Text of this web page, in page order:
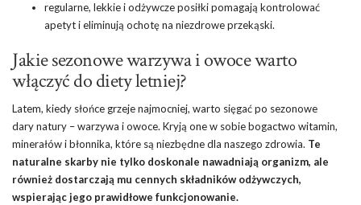
regularne, lekkie i odżywcze posiłki pomagają kontrolować
apetyt i eliminują ochotę na niezdrowe przekąski.
Jakie sezonowe warzywa i owoce warto
włączyć do diety letniej?
Latem, kiedy słońce grzeje najmocniej, warto sięgać po sezonowe
dary natury – warzywa i owoce. Kryją one w sobie bogactwo witamin,
minerałów i błonnika, które są niezbędne dla naszego zdrowia. Te
naturalne skarby nie tylko doskonale nawadniają organizm, ale
również dostarczają mu cennych składników odżywczych,
wspierając jego prawidłowe funkcjonowanie.